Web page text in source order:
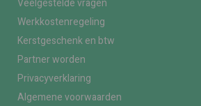
Veelgestelde vragen
Werkkostenregeling
Kerstgeschenk en btw
Partner worden
Privacyverklaring
Algemene voorwaarden